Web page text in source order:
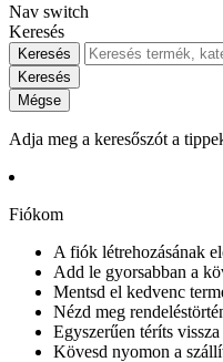
Nav switch
Keresés
Keresés
Keresés
Mégse
Adja meg a keresőszót a
Fiókom
A fiók létrehozásának
Add le gyorsabban a
Mentsd el kedvenc
Nézd meg
Egyszerűen téríts
Kövesd nyomon a